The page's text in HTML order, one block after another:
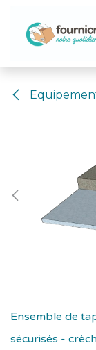
Ensemble de
sécurisés -